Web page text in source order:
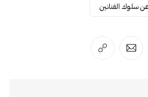
سلوك الفنانين
إن
على بينترست
انشر على الإيميل
انسخ الرابط